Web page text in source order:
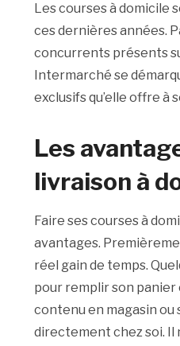
Les courses à domicile
ces dernières années.
concurrents présents
Intermarché se
exclusifs qu’elle offre à
Les
livraison à
Faire ses courses à
avantages.
réel gain de temps.
pour remplir son
contenu en magasin ou
directement chez soi. Il